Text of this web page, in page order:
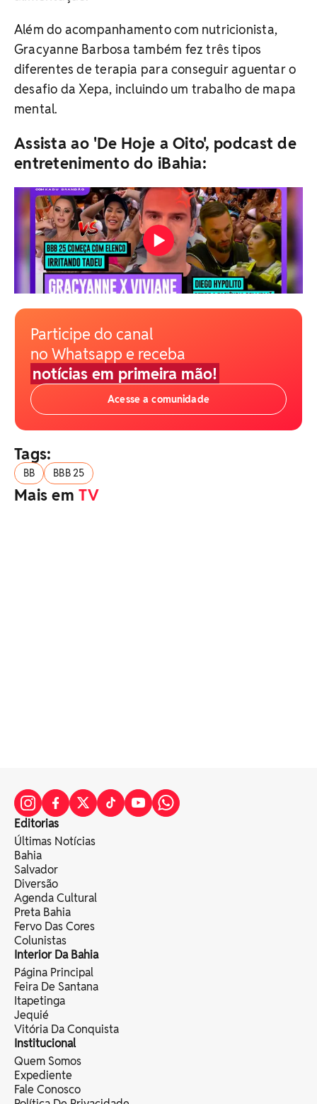
Além do acompanhamento com nutricionista,
Gracyanne Barbosa também fez três tipos
diferentes de terapia para conseguir aguentar o
desafio da Xepa, incluindo um trabalho de mapa
mental.
Assista ao 'De Hoje a Oito', podcast de
entretenimento do iBahia:
Participe do canal
no Whatsapp e receba
notícias em primeira mão!
Acesse a comunidade
Tags:
BB BBB 25
Mais emTV
Editorias
Últimas Notícias
Bahia
Salvador
Diversão
Agenda Cultural
Preta Bahia
Fervo Das Cores
Colunistas
Interior Da Bahia
Página Principal
Feira De Santana
Itapetinga
Jequié
Vitória Da Conquista
Institucional
Quem Somos
Expediente
Fale Conosco